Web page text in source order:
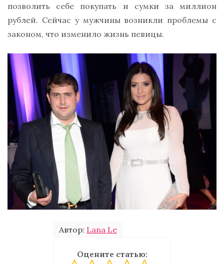
позволить себе покупать и сумки за миллион
рублей. Сейчас у мужчины возникли проблемы с
законом, что изменило жизнь певицы.
Автор: Lana Le
Оцените статью: